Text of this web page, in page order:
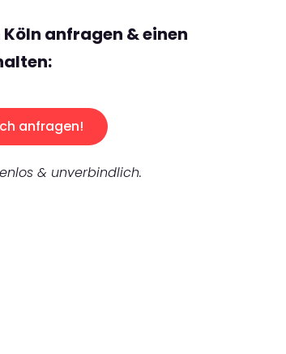
anfragen & einen
anfragen!
& unverbindlich.